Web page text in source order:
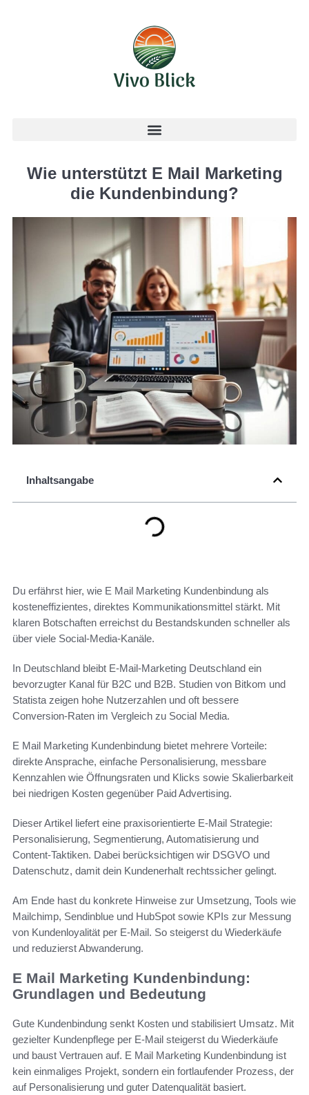
Wie unterstützt E Mail Marketing
die Kundenbindung?
Inhaltsangabe
Du erfährst hier, wie E Mail Marketing Kundenbindung als
kosteneffizientes, direktes Kommunikationsmittel stärkt. Mit
klaren Botschaften erreichst du Bestandskunden schneller als
über viele Social‑Media‑Kanäle.
In Deutschland bleibt E‑Mail‑Marketing Deutschland ein
bevorzugter Kanal für B2C und B2B. Studien von Bitkom und
Statista zeigen hohe Nutzerzahlen und oft bessere
Conversion‑Raten im Vergleich zu Social Media.
E Mail Marketing Kundenbindung bietet mehrere Vorteile:
direkte Ansprache, einfache Personalisierung, messbare
Kennzahlen wie Öffnungsraten und Klicks sowie Skalierbarkeit
bei niedrigen Kosten gegenüber Paid Advertising.
Dieser Artikel liefert eine praxisorientierte E-Mail Strategie:
Personalisierung, Segmentierung, Automatisierung und
Content‑Taktiken. Dabei berücksichtigen wir DSGVO und
Datenschutz, damit dein Kundenerhalt rechtssicher gelingt.
Am Ende hast du konkrete Hinweise zur Umsetzung, Tools wie
Mailchimp, Sendinblue und HubSpot sowie KPIs zur Messung
von Kundenloyalität per E-Mail. So steigerst du Wiederkäufe
und reduzierst Abwanderung.
E Mail Marketing Kundenbindung:
Grundlagen und Bedeutung
Gute Kundenbindung senkt Kosten und stabilisiert Umsatz. Mit
gezielter Kundenpflege per E-Mail steigerst du Wiederkäufe
und baust Vertrauen auf. E Mail Marketing Kundenbindung ist
kein einmaliges Projekt, sondern ein fortlaufender Prozess, der
auf Personalisierung und guter Datenqualität basiert.